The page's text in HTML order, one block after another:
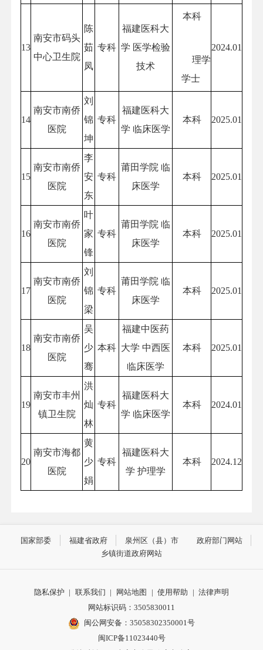
13
南安市码头
中心卫生院
陈
茹
凤
专科
福建医科大
学 医学检验
技术
本科
理学
学士
2024.01
14
南安市南侨
医院
刘
锦
坤
专科
福建医科大
学 临床医学
本科 2025.01
15
南安市南侨
医院
李
安
东
专科
莆田学院 临
床医学
本科 2025.01
16
南安市南侨
医院
叶
家
锋
专科
莆田学院 临
床医学
本科 2025.01
17
南安市南侨
医院
刘
锦
梁
专科
莆田学院 临
床医学
本科 2025.01
18
南安市南侨
医院
吴
少
骞
本科
福建中医药
大学 中西医
临床医学
本科 2025.01
19
南安市丰州
镇卫生院
洪
灿
林
专科
福建医科大
学 临床医学
本科 2024.01
20
南安市海都
医院
黄
少
娟
专科
福建医科大
学 护理学
本科 2024.12
国家部委 福建省政府 泉州区（县）市
政府部门网站
乡镇街道政府网站
隐私保护 | 联系我们 | 网站地图 | 使用帮助 | 法律声明
网站标识码：3505830011
闽公网安备：35058302350001号
闽ICP备11023440号